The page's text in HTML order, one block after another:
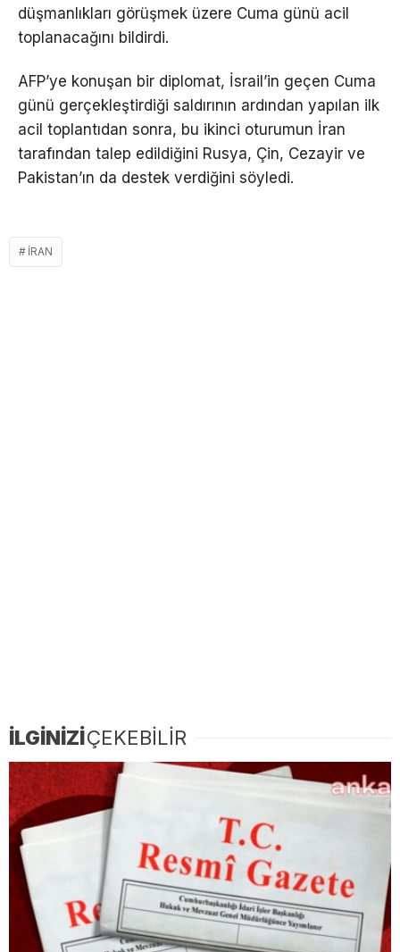
düşmanlıkları görüşmek üzere Cuma günü acil
toplanacağını bildirdi.
AFP’ye konuşan bir diplomat, İsrail’in geçen Cuma
günü gerçekleştirdiği saldırının ardından yapılan ilk
acil toplantıdan sonra, bu ikinci oturumun İran
tarafından talep edildiğini Rusya, Çin, Cezayir ve
Pakistan’ın da destek verdiğini söyledi.
İRAN
İLGİNİZİÇEKEBİLİR